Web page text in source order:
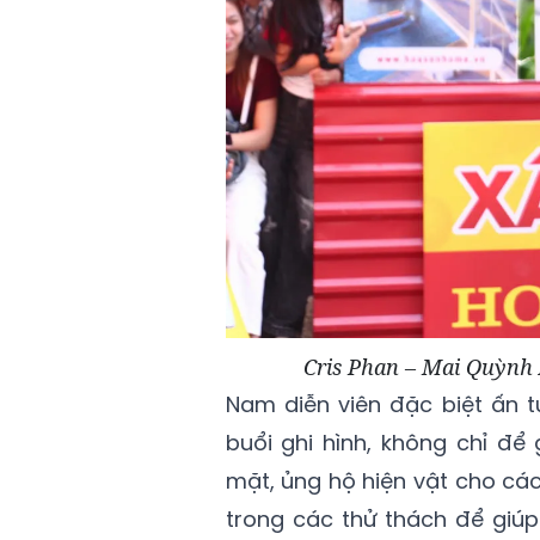
Cris Phan – Mai
Nam diễn viên đặc biệt ấn
buổi ghi hình, không chỉ
mặt, ủng hộ hiện vật cho
trong các thử thách để